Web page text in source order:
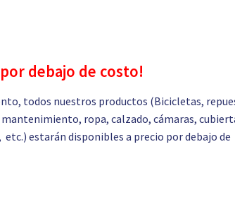
debajo de costo!
todos nuestros productos (Bicicletas,
ropa, calzado, cámaras,
estarán disponibles a precio por debajo